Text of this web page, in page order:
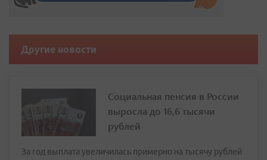
Другие новости
Социальная пенсия в России
выросла до 16,6 тысячи
рублей
За год выплата увеличилась примерно на тысячу рублей